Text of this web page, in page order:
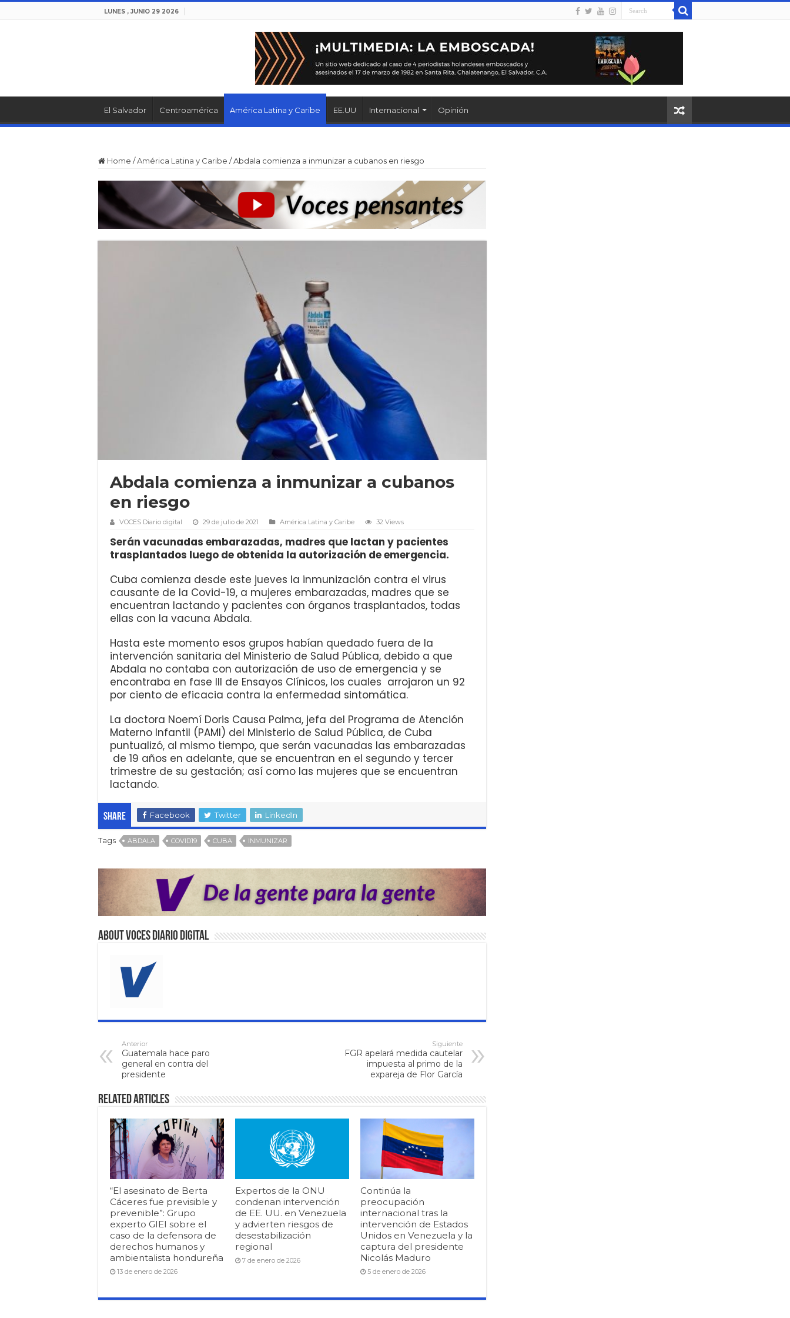
LUNES , JUNIO 29 2026
El Salvador Centroamérica América Latina y Caribe EE.UU Internacional Opinión
Home /América Latina y Caribe /Abdala comienza a inmunizar a cubanos en riesgo
Abdala comienza a inmunizar a cubanos
en riesgo
VOCES Diario digital 29 de julio de 2021 América Latina y Caribe 32 Views
Serán vacunadas embarazadas, madres que lactan y pacientes
trasplantados luego de obtenida la autorización de emergencia.
Cuba comienza desde este jueves la inmunización contra el virus
causante de la Covid-19, a mujeres embarazadas, madres que se
encuentran lactando y pacientes con órganos trasplantados, todas
ellas con la vacuna Abdala.
Hasta este momento esos grupos habían quedado fuera de la
intervención sanitaria del Ministerio de Salud Pública, debido a que
Abdala no contaba con autorización de uso de emergencia y se
encontraba en fase III de Ensayos Clínicos, los cuales arrojaron un 92
por ciento de eficacia contra la enfermedad sintomática.
La doctora Noemí Doris Causa Palma, jefa del Programa de Atención
Materno Infantil (PAMI) del Ministerio de Salud Pública, de Cuba
puntualizó, al mismo tiempo, que serán vacunadas las embarazadas
de 19 años en adelante, que se encuentran en el segundo y tercer
trimestre de su gestación; así como las mujeres que se encuentran
lactando.
Share Facebook Twitter LinkedIn
Tags ABDALA COVID19 CUBA INMUNIZAR
About VOCES Diario digital
Anterior
Guatemala hace paro
general en contra del
presidente
Siguiente
FGR apelará medida cautelar
impuesta al primo de la
expareja de Flor García
Related Articles
“El asesinato de Berta
Cáceres fue previsible y
prevenible”: Grupo
experto GIEI sobre el
caso de la defensora de
derechos humanos y
ambientalista hondureña
13 de enero de 2026
Expertos de la ONU
condenan intervención
de EE. UU. en Venezuela
y advierten riesgos de
desestabilización
regional
7 de enero de 2026
Continúa la
preocupación
internacional tras la
intervención de Estados
Unidos en Venezuela y la
captura del presidente
Nicolás Maduro
5 de enero de 2026